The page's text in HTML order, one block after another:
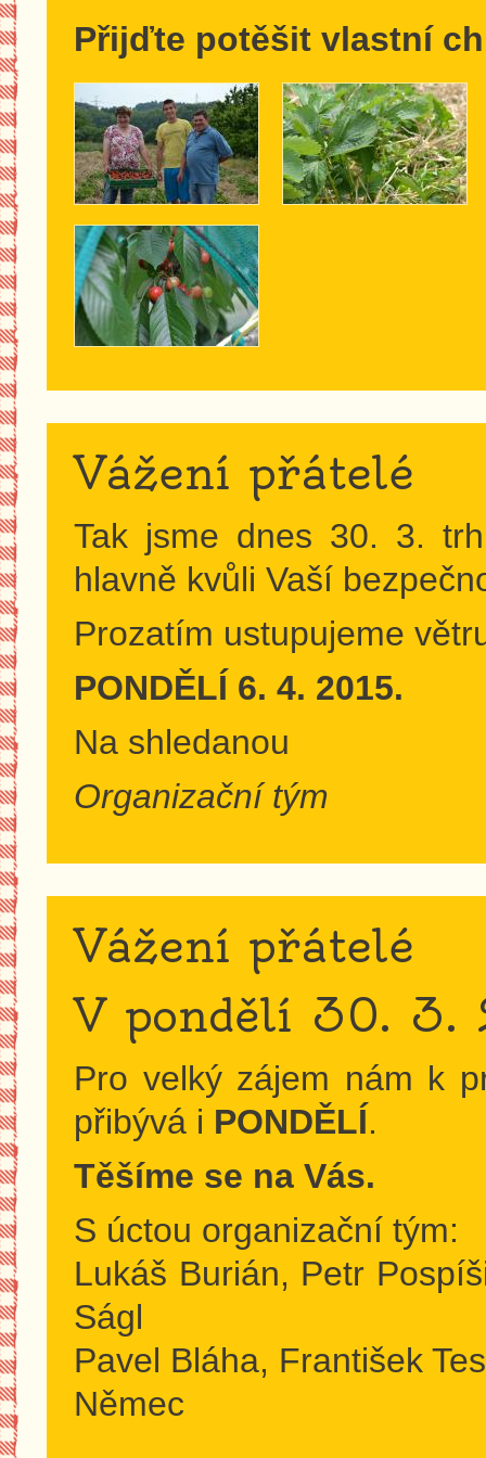
Přijďte potěšit vlastní
Vážení přátelé
Tak jsme dnes 30. 3.
hlavně kvůli Vaší
Prozatím ustupujeme
PONDĚLÍ 6. 4. 2015.
Na shledanou
Organizační tým
Vážení přátelé
V pondělí 30. 3.
Pro velký zájem nám k
přibývá i PONDĚLÍ.
Těšíme se na Vás.
S úctou organizační tým:
Lukáš Burián, Petr
Ságl
Pavel Bláha, František
Němec